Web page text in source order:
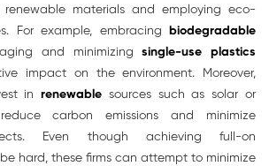
renewable materials and employing eco-
For example, embracing
biodegradable
and minimizingsingle-use plastics
impact on the environment. Moreover,
inrenewable sources such as solar or
carbon emissions and minimize
Even though achieving full-on
hard, these firms can attempt to minimize